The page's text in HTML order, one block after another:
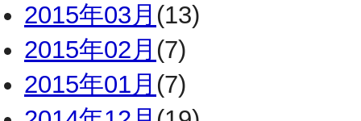
2015年03月 (13)
2015年02月 (7)
2015年01月 (7)